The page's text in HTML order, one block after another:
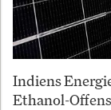
Indiens
Ethanol-